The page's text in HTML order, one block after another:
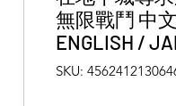
無限戰鬥 中
ENGLISH /
SKU: